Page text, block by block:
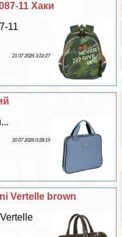
11 Хаки
11
21 07 2026 3:22:27
20 07 2026 0:28:19
Vertelle brown